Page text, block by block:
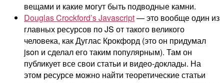
вещами и какие могут быть подводные камни.
Douglas Crockford’s Javascript— это вообще один из
главных ресурсов по JS от такого великого
человека, как Дуглас Крокфорд (это он придумал
json и сделал его таким популярным). Там он
публикует все свои статьи и видео-доклады. На
этом ресурсе можно найти теоретические статьи